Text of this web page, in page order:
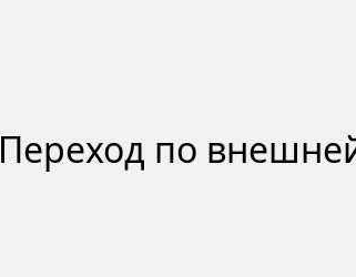
Переход по